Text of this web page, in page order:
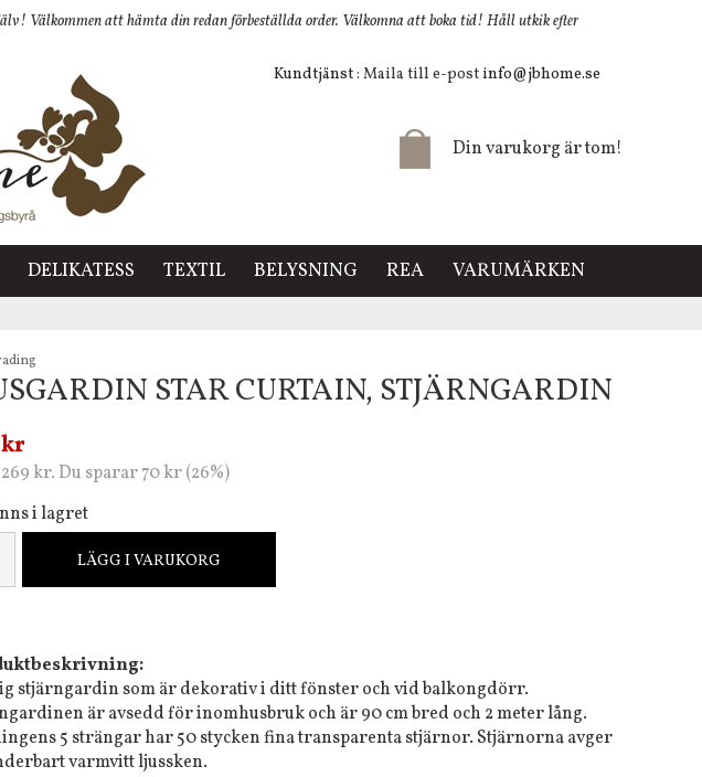
Välkommen att hämta din redan förbeställda order. Välkomna att boka tid! Håll utkik efter
Kundtjänst: Maila till e-post info@jbhome.se
Din varukorg är tom!
DELIKATESS TEXTIL BELYSNING REA VARUMÄRKEN
STAR CURTAIN, STJÄRNGARDIN
kr
kr. Du sparar 70 kr (26%)
i lagret
LÄGG I VARUKORG
stjärngardin som är dekorativ i ditt fönster och vid balkongdörr.
är avsedd för inomhusbruk och är 90 cm bred och 2 meter lång.
5 strängar har 50 stycken fina transparenta stjärnor. Stjärnorna avger
varmvitt ljussken.